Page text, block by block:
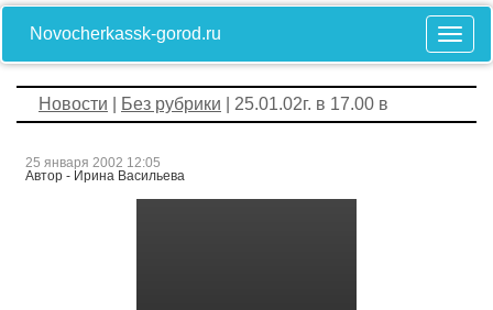
Novocherkassk-gorod.ru
Новости Без рубрики | 25.01.02г. в 17.00 в
25 января 2002 12:05
Автор - Ирина Васильева